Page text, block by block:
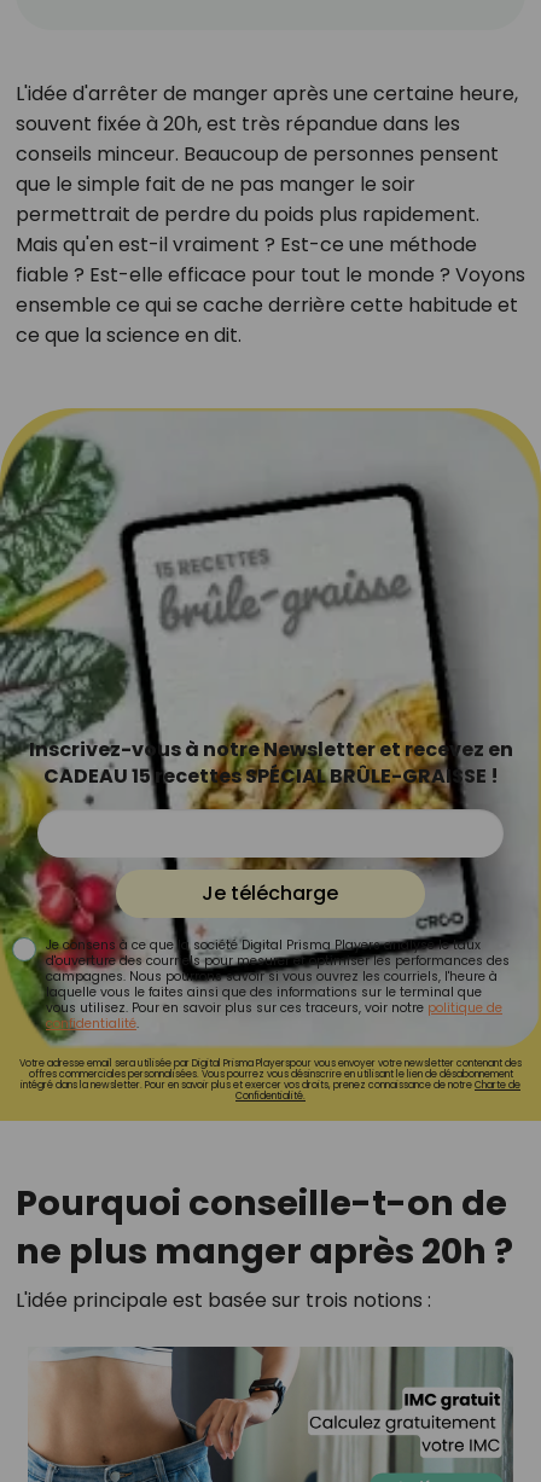
L'idée d'arrêter de manger après une certaine heure,
souvent fixée à 20h, est très répandue dans les
conseils minceur. Beaucoup de personnes pensent
que le simple fait de ne pas manger le soir
permettrait de perdre du poids plus rapidement.
Mais qu'en est-il vraiment ? Est-ce une méthode
fiable ? Est-elle efficace pour tout le monde ? Voyons
ensemble ce qui se cache derrière cette habitude et
ce que la science en dit.
Inscrivez-vous à notre Newsletter et recevez en
CADEAU 15 recettes SPÉCIAL BRÛLE-GRAISSE !
Je télécharge
Je consens à ce que la société Digital Prisma Players analyse le taux
d'ouverture des courriels pour mesurer et optimiser les performances des
campagnes. Nous pourrons savoir si vous ouvrez les courriels, l'heure à
laquelle vous le faites ainsi que des informations sur le terminal que
vous utilisez. Pour en savoir plus sur ces traceurs, voir notre politique de
confidentialité.
Votre adresse email sera utilisée par Digital Prisma Playerspour vous envoyer votre newsletter contenant des
offres commerciales personnalisées. Vous pourrez vous désinscrire en utilisant le lien de désabonnement
intégré dans la newsletter. Pour en savoir plus et exercer vos droits, prenez connaissance de notreCharte de
Confidentialité.
Pourquoi conseille-t-on de
ne plus manger après 20h ?
L'idée principale est basée sur trois notions :